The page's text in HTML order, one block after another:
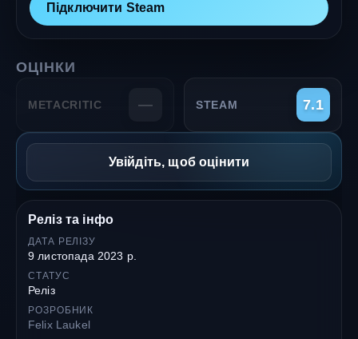
Підключити Steam
ОЦІНКИ
METACRITIC — STEAM 7.1
Увійдіть, щоб оцінити
Реліз та інфо
ДАТА РЕЛІЗУ
9 листопада 2023 р.
СТАТУС
Реліз
РОЗРОБНИК
Felix Laukel